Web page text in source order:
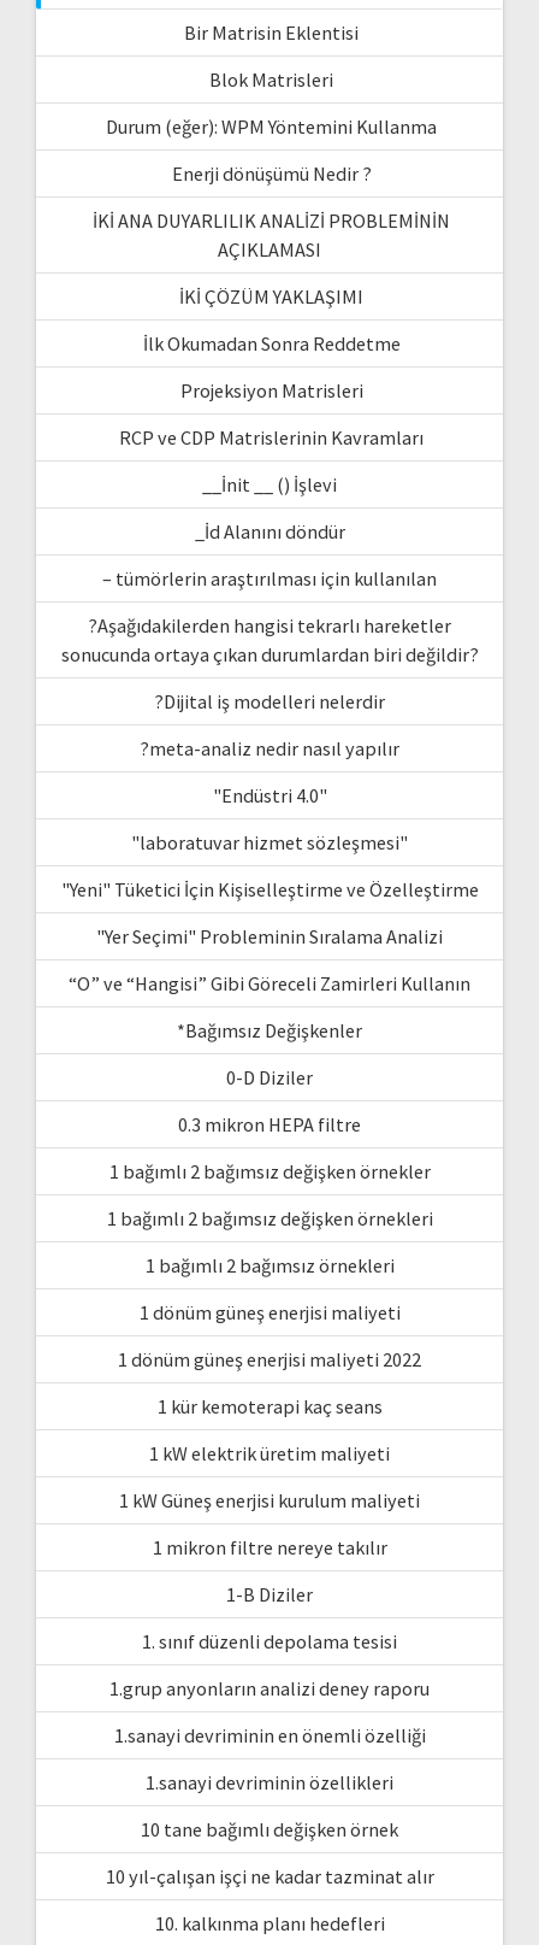
Bir Matrisin Eklentisi
Blok Matrisleri
Durum (eğer): WPM Yöntemini Kullanma
Enerji dönüşümü Nedir ?
İKİ ANA DUYARLILIK ANALİZİ PROBLEMİNİN
AÇIKLAMASI
İKİ ÇÖZÜM YAKLAŞIMI
İlk Okumadan Sonra Reddetme
Projeksiyon Matrisleri
RCP ve CDP Matrislerinin Kavramları
__İnit __ () İşlevi
_İd Alanını döndür
– tümörlerin araştırılması için kullanılan
?Aşağıdakilerden hangisi tekrarlı hareketler
sonucunda ortaya çıkan durumlardan biri değildir?
?Dijital iş modelleri nelerdir
?meta-analiz nedir nasıl yapılır
"Endüstri 4.0"
"laboratuvar hizmet sözleşmesi"
"Yeni" Tüketici İçin Kişiselleştirme ve Özelleştirme
"Yer Seçimi" Probleminin Sıralama Analizi
“O” ve “Hangisi” Gibi Göreceli Zamirleri Kullanın
*Bağımsız Değişkenler
0-D Diziler
0.3 mikron HEPA filtre
1 bağımlı 2 bağımsız değişken örnekler
1 bağımlı 2 bağımsız değişken örnekleri
1 bağımlı 2 bağımsız örnekleri
1 dönüm güneş enerjisi maliyeti
1 dönüm güneş enerjisi maliyeti 2022
1 kür kemoterapi kaç seans
1 kW elektrik üretim maliyeti
1 kW Güneş enerjisi kurulum maliyeti
1 mikron filtre nereye takılır
1-B Diziler
1. sınıf düzenli depolama tesisi
1.grup anyonların analizi deney raporu
1.sanayi devriminin en önemli özelliği
1.sanayi devriminin özellikleri
10 tane bağımlı değişken örnek
10 yıl-çalışan işçi ne kadar tazminat alır
10. kalkınma planı hedefleri